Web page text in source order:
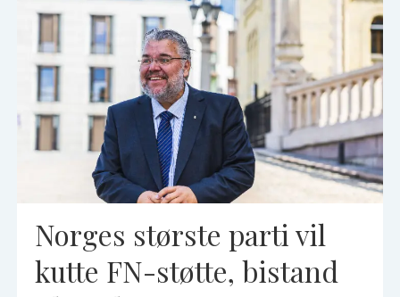
Norges største parti vil
kutte FN-støtte, bistand